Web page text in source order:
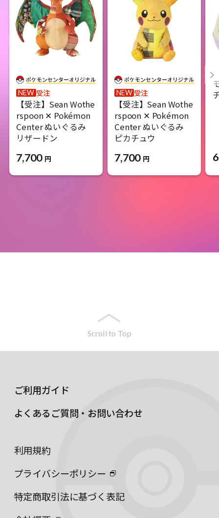
NEW 受注
【受注】Sean Wothe
rspoon ✕ Pokémon
Center ぬいぐるみ
リザードン
7,700 円
NEW 受注
【受注】Sean Wothe
rspoon ✕ Pokémon
Center ぬいぐるみ
ピカチュウ
7,700 円
Scroll to Top
ご利用ガイド
よくあるご質問・お問い合わせ
利用規約
プライバシーポリシー
特定商取引法に基づく表記